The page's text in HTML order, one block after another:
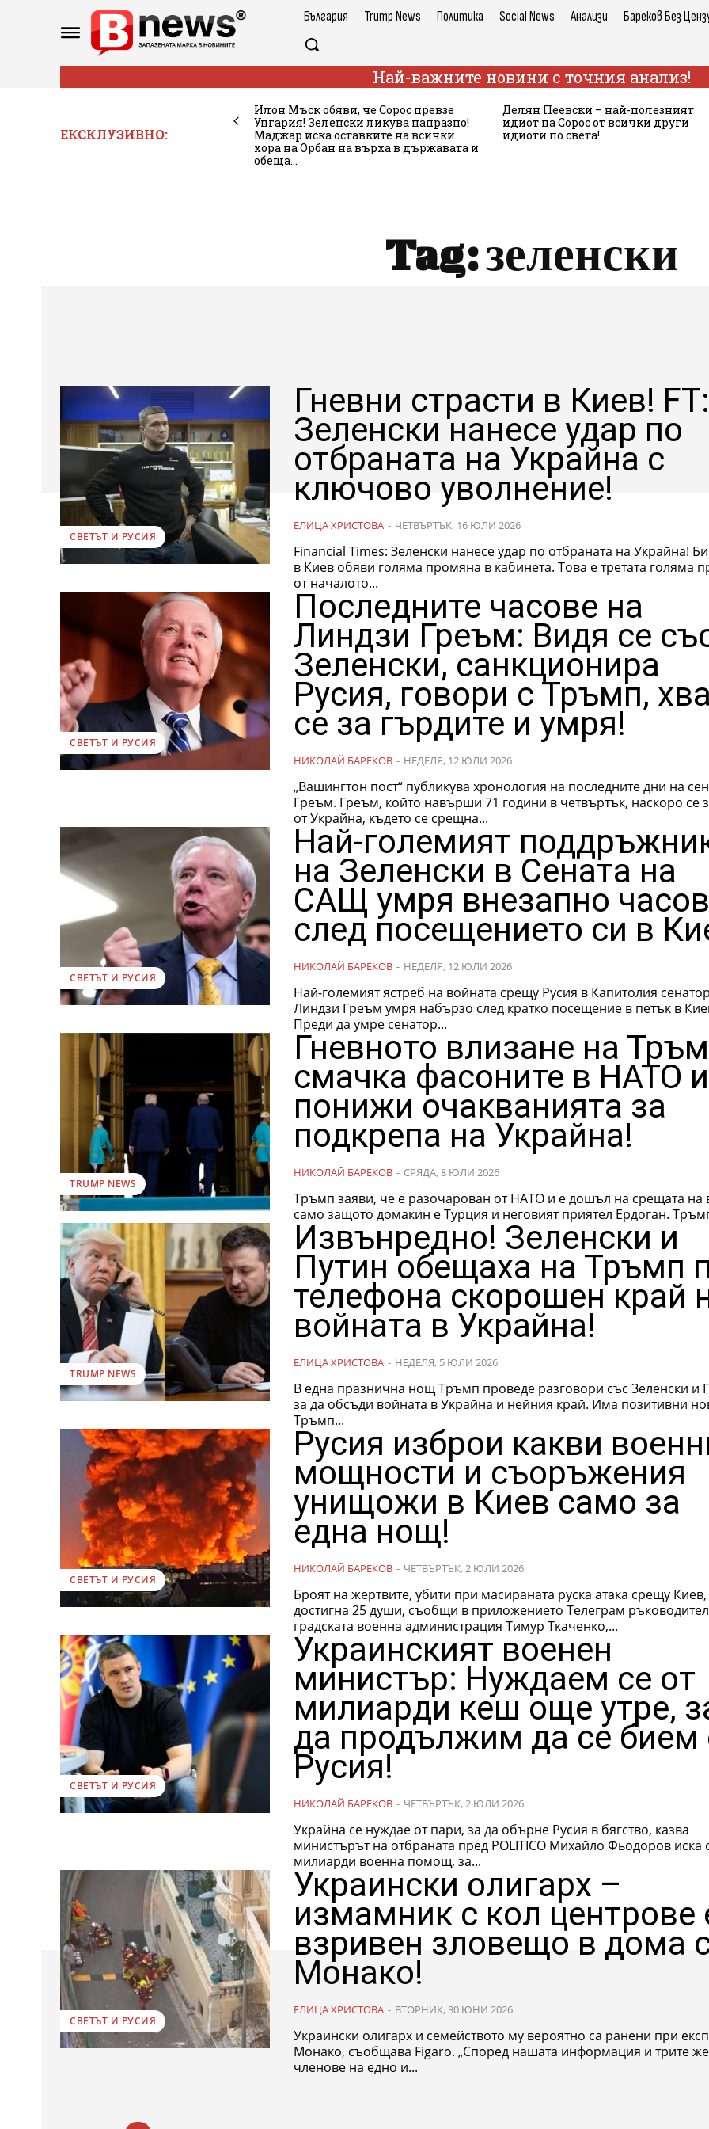
България Trump News Политика Social News Анализи Бареков Без
Най-важните новини с точния анализ!
ЕКСКЛУЗИВНО:
Илон Мъск обяви, че Сорос превзе
Унгария! Зеленски ликува напразно!
Маджар иска оставките на всички
хора на Орбан на върха в държавата и
обеща...
Делян Пеевски – най-полезният
идиот на Сорос от всички други
идиоти по света!
Tag:зеленски
СВЕТЪТ И РУСИЯ
Гневни страсти в Киев! FT:
Зеленски нанесе удар по
отбраната на Украйна с
ключово уволнение!
ЕЛИЦА ХРИСТОВА - ЧЕТВЪРТЪК, 16 ЮЛИ 2026
Financial Times: Зеленски нанесе удар по отбраната на Украйна! Биг босът
в Киев обяви голяма промяна в кабинета. Това е третата голяма
от началото...
СВЕТЪТ И РУСИЯ
Последните часове на
Линдзи Греъм: Видя се
Зеленски, санкционира
Русия, говори с Тръмп,
се за гърдите и умря!
НИКОЛАЙ БАРЕКОВ - НЕДЕЛЯ, 12 ЮЛИ 2026
„Вашингтон пост“ публикува хронология на последните дни на
Греъм. Греъм, който навърши 71 години в четвъртък, наскоро се завърна
от Украйна, където се срещна...
СВЕТЪТ И РУСИЯ
Най-големият
на Зеленски в Сената на
САЩ умря внезапно
след посещението си в
НИКОЛАЙ БАРЕКОВ - НЕДЕЛЯ, 12 ЮЛИ 2026
Най-големият ястреб на войната срещу Русия в Капитолия сенатор
Линдзи Греъм умря набързо след кратко посещение в петък в
Преди да умре сенатор...
TRUMP NEWS
Гневното влизане на
смачка фасоните в НАТО и
понижи очакванията за
подкрепа на Украйна!
НИКОЛАЙ БАРЕКОВ - СРЯДА, 8 ЮЛИ 2026
Тръмп заяви, че е разочарован от НАТО и е дошъл на срещата на
само защото домакин е Турция и неговият
TRUMP NEWS
Извънредно! Зеленски и
Путин обещаха на Тръмп
телефона скорошен край
войната в Украйна!
ЕЛИЦА ХРИСТОВА - НЕДЕЛЯ, 5 ЮЛИ 2026
В една празнична нощ Тръмп проведе разговори със Зеленски и
за да обсъди войната в Украйна и нейния край. Има позитивни
Тръмп...
СВЕТЪТ И РУСИЯ
Русия изброи какви
мощности и съоръжения
унищожи в Киев само за
една нощ!
НИКОЛАЙ БАРЕКОВ - ЧЕТВЪРТЪК, 2 ЮЛИ 2026
Броят на жертвите, убити при масираната руска атака срещу Киев,
достигна 25 души, съобщи в приложението Телеграм
градската военна администрация Тимур Ткаченко,...
СВЕТЪТ И РУСИЯ
Украинският военен
министър: Нуждаем се от
милиарди кеш още утре,
да продължим да се бием
Русия!
НИКОЛАЙ БАРЕКОВ - ЧЕТВЪРТЪК, 2 ЮЛИ 2026
Украйна се нуждае от пари, за да обърне Русия в бягство, казва
министърът на отбраната пред POLITICO Михайло Фьодоров иска още
милиарди военна помощ, за...
СВЕТЪТ И РУСИЯ
Украински олигарх –
измамник с кол центрове
взривен зловещо в дома
Монако!
ЕЛИЦА ХРИСТОВА - ВТОРНИК, 30 ЮНИ 2026
Украински олигарх и семейството му вероятно са ранени при
Монако, съобщава Figaro. „Според нашата информация и трите жертви са
членове на едно и...